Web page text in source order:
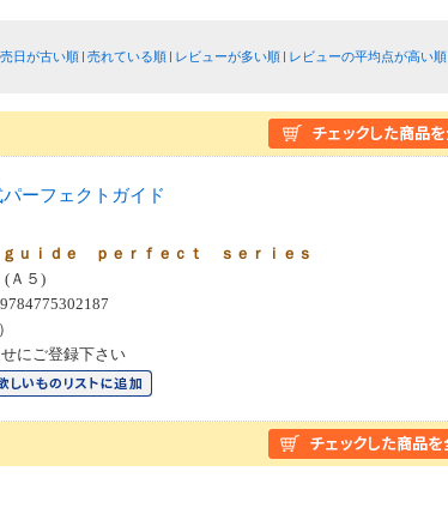
日が古い順 売れている順 レビューが多い順
レビューの平均点が高い順
ーフェクトガイド
ｕｉｄｅ ｐｅｒｆｅｃｔ ｓｅｒｉｅｓ
(Ａ５)
にご登録下さい